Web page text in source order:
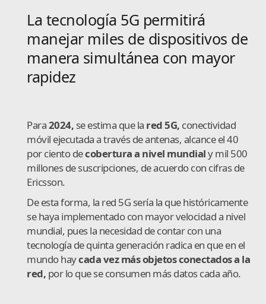
La tecnología 5G permitirá
manejar miles de dispositivos de
manera simultánea con mayor
rapidez
Para2024, se estima que la red 5G, conectividad
móvil ejecutada a través de antenas, alcance el 40
por ciento decobertura a nivel mundialy mil 500
millones de suscripciones, de acuerdo con cifras de
Ericsson.
De esta forma, la red 5G sería la que históricamente
se haya implementado con mayor velocidad a nivel
mundial, pues la necesidad de contar con una
tecnología de quinta generación radica en que en el
mundo haycada vez más objetos conectados a la
red, por lo que se consumen más datos cada año.